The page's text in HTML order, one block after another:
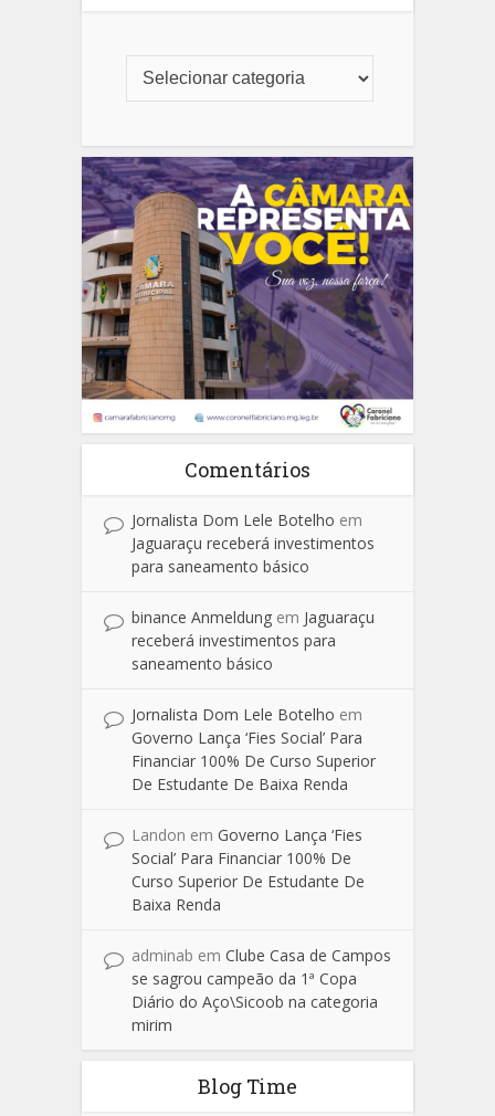
Comentários
Jornalista Dom Lele Botelho em
Jaguaraçu receberá investimentos
para saneamento básico
binance Anmeldung em Jaguaraçu
receberá investimentos para
saneamento básico
Jornalista Dom Lele Botelho em
Governo Lança ‘Fies Social’ Para
Financiar 100% De Curso Superior
De Estudante De Baixa Renda
Landon em Governo Lança ‘Fies
Social’ Para Financiar 100% De
Curso Superior De Estudante De
Baixa Renda
adminab em Clube Casa de Campos
se sagrou campeão da 1ª Copa
Diário do Aço\Sicoob na categoria
mirim
Blog Time